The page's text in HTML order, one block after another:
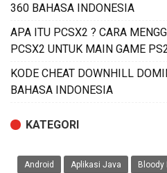
360 BAHASA INDONESIA
APA ITU PCSX2 ? CARA
PCSX2 UNTUK MAIN GAME
KODE CHEAT DOWNHILL
BAHASA INDONESIA
KATEGORI
Android Aplikasi Java Bloody